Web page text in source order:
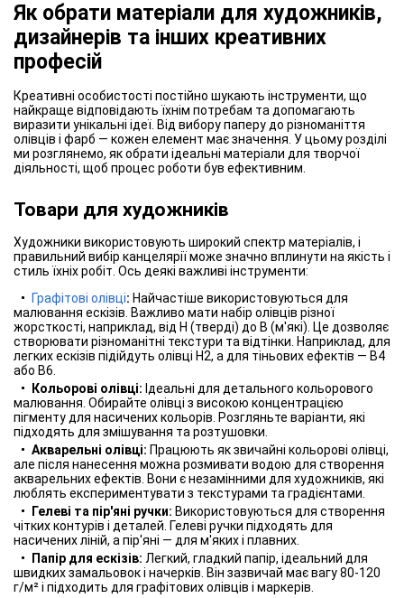
Як обрати матеріали для художників,
дизайнерів та інших креативних
професій
Креативні особистості постійно шукають інструменти, що
найкраще відповідають їхнім потребам та допомагають
виразити унікальні ідеї. Від вибору паперу до різноманіття
олівців і фарб — кожен елемент має значення. У цьому розділі
ми розглянемо, як обрати ідеальні матеріали для творчої
діяльності, щоб процес роботи був ефективним.
Товари для художників
Художники використовують широкий спектр матеріалів, і
правильний вибір канцелярії може значно вплинути на якість і
стиль їхніх робіт. Ось деякі важливі інструменти:
Графітові олівці: Найчастіше використовуються для
малювання ескізів. Важливо мати набір олівців різної
жорсткості, наприклад, від H (тверді) до B (м'які). Це дозволяє
створювати різноманітні текстури та відтінки. Наприклад, для
легких ескізів підійдуть олівці H2, а для тіньових ефектів — B4
або B6.
Кольорові олівці: Ідеальні для детального кольорового
малювання. Обирайте олівці з високою концентрацією
пігменту для насичених кольорів. Розгляньте варіанти, які
підходять для змішування та розтушовки.
Акварельні олівці: Працюють як звичайні кольорові олівці,
але після нанесення можна розмивати водою для створення
акварельних ефектів. Вони є незамінними для художників, які
люблять експериментувати з текстурами та градієнтами.
Гелеві та пір'яні ручки: Використовуються для створення
чітких контурів і деталей. Гелеві ручки підходять для
насичених ліній, а пір'яні — для м'яких і плавних.
Папір для ескізів: Легкий, гладкий папір, ідеальний для
швидких замальовок і начерків. Він зазвичай має вагу 80-120
г/м² і підходить для графітових олівців і маркерів.